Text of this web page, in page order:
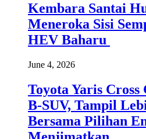
Kembara Santai
Meneroka Sisi
HEV Baharu
June 4, 2026
Toyota Yaris Cross
B-SUV, Tampil
Bersama Pilihan